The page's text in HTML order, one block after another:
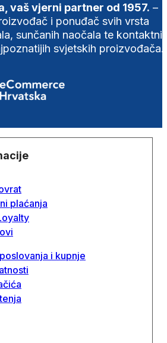
vaš vjerni partner od 1957. –
i ponuđač svih vrsta
sunčanih naočala te
svjetskih proizvođača.
plaćanja
i kupnje